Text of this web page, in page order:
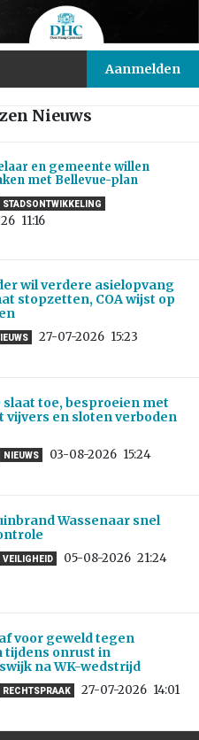
Nieuws
en gemeente willen
met Bellevue-plan
STADSONTWIKKELING
11:16
wil verdere asielopvang
stopzetten, COA wijst op
27-07-2026 15:23
toe, besproeien met
vijvers en sloten verboden
NIEUWS 03-08-2026 15:24
Wassenaar snel
VEILIGHEID 05-08-2026 21:24
voor geweld tegen
tijdens onrust in
na WK-wedstrijd
RECHTSPRAAK 27-07-2026 14:01